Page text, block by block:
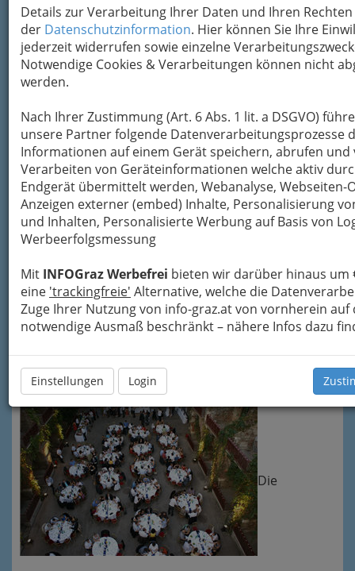
Details zur Verarbeitung Ihrer Daten und Ihren
der Datenschutzinformation. Hier können Sie Ihre
jederzeit widerrufen sowie einzelne
Notwendige Cookies & Verarbeitungen können nicht
werden.
Nach Ihrer Zustimmung (Art. 6 Abs. 1 lit. a DSGVO)
unsere Partner folgende Datenverarbeitungsprozesse
Informationen auf einem Gerät speichern, abrufen und
Verarbeiten von Geräteinformationen welche aktiv
Endgerät übermittelt werden, Webanalyse, Webseiten-
Anzeigen externer (embed) Inhalte, Personalisierung
und Inhalten, Personalisierte Werbung auf Basis von
Werbeerfolgsmessung
Mit INFOGraz Werbefrei bieten wir darüber hinaus um
eine 'trackingfreie' Alternative, welche die
Zuge Ihrer Nutzung von info-graz.at von vornherein
notwendige Ausmaß beschränkt – nähere Infos dazu
Einstellungen Login
Kulturstadt 2003, und UNESCO-City of Design,
wird rund ums Stadtzentrum von drei
gegensätzlichen Säulen getragen:Orpheum–
Dom im Berg–Schloßbergbühne Kasematten
spartenübergreifenden Auseinandersetzung
alles Künstlerischen. Jeder Standort für sich
erlaubtBegegnungen mit der Lebendigkeit,
Verrücktheit und Spontanität, mit welchen
gewährt manchmal geradezu verblüffende
Einblicke in die Grazer Kulturszene(rie).
Die